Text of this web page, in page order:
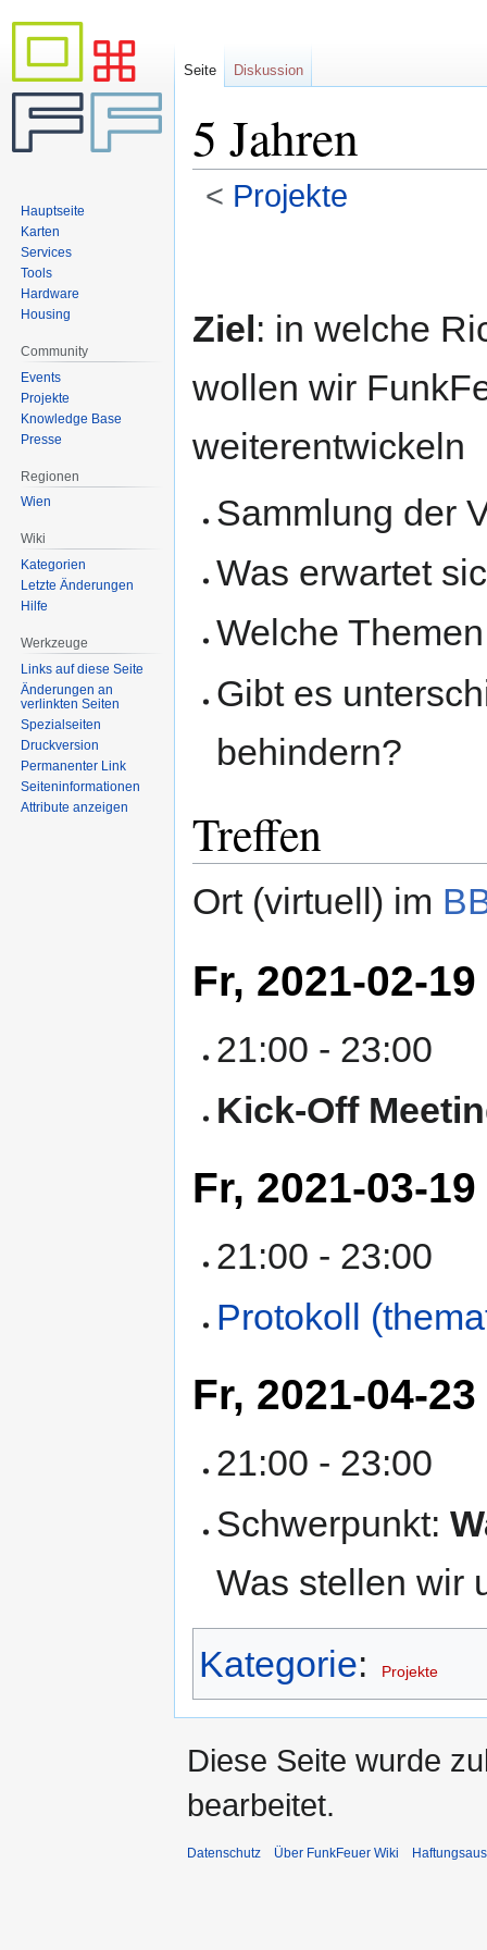
5 Jahren
< Projekte
Ziel: in welche
wollen wir
weiterentwickeln
Sammlung der
Was erwartet
Welche
Gibt es
behindern?
Treffen
Ort (virtuell) im
Fr, 2021-02-19
21:00 - 23:00
Kick-Off
Fr, 2021-03-19
21:00 - 23:00
Protokoll
Fr, 2021-04-23
21:00 - 23:00
Schwerpunkt:
Was stellen wir
Kategorie: Projekte
Seite Diskussion
Hauptseite
Karten
Services
Tools
Hardware
Housing
Community
Events
Projekte
Knowledge Base
Presse
Regionen
Wien
Wiki
Kategorien
Letzte Änderungen
Hilfe
Werkzeuge
Links auf diese Seite
Änderungen an
verlinkten Seiten
Spezialseiten
Druckversion
Permanenter Link
Seiten­informationen
Attribute anzeigen
Diese Seite wurde
bearbeitet.
Datenschutz Über FunkFeuer Wiki